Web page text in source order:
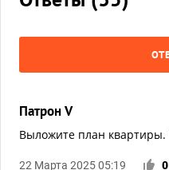
Патрон V
Выложите план квартиры.
22 Марта 2025 05:19 0